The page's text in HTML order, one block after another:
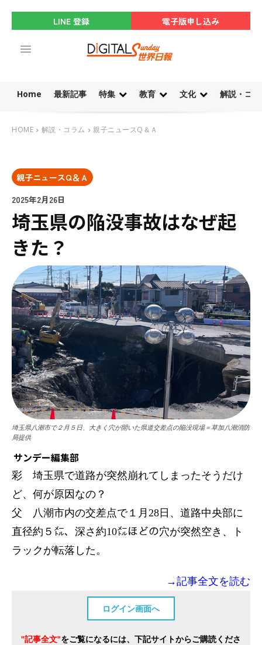
LINE 登録 電子版申し込み
Home 最新記事 特集 教育 文化 解説・コ
HOME 解説・コラム 親子ニュースQ＆Ａ
親子ニュースQ＆Ａ
2025年2月26日
埼玉県の陥没事故はなぜ起
きた？
埼玉県八潮市で２月５日、大きく穴が開いた県道交差点の陥没現場＝草加八潮消防
局提供
サンデー編集部
彩 埼玉県で道路が突然崩れてしまったそうだけ
ど、何が原因なの？
父 八潮市内の交差点で１月28日、道路中央部に
直径約５㍍、深さ約10㍍ほどの穴が突然空き、ト
ラックが転落した。
→記事全文を読む
ログイン画面へ
"記事全文"をご覧になるには、下記サイトからご購読くださ